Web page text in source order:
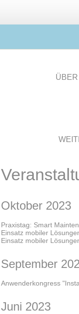
Oktober 2023
Praxistag: Smart
Einsatz mobiler
Einsatz mobiler
September
Anwenderkongress
Juni 2023